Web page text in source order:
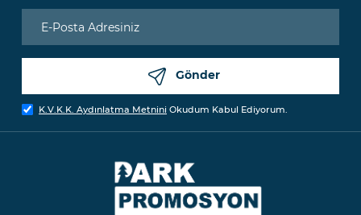
Gönder
K.V.K.K. Aydınlatma Metnini Okudum Kabul Ediyorum.